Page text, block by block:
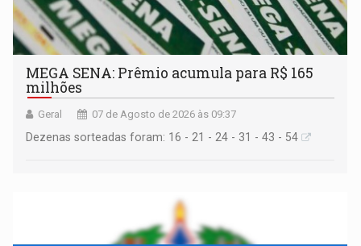
MEGA SENA: Prêmio acumula para R$ 165
milhões
Geral 07 de Agosto de 2026 às 09:37
Dezenas sorteadas foram: 16 - 21 - 24 - 31 - 43 - 54